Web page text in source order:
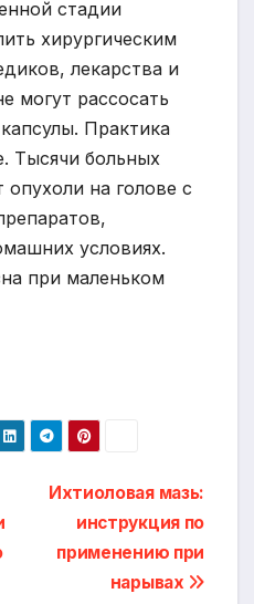
стадии
хирургическим
лекарства и
могут рассосать
Практика
Тысячи больных
опухоли на голове с
условиях.
при маленьком
Ихтиоловая мазь:
инструкция по
применению при
нарывах